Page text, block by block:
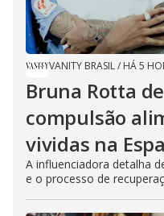
VANITY BRASIL/ HÁ 5
Bruna Rotta
compulsão
vividas na
A influenciadora detalha
e o processo de